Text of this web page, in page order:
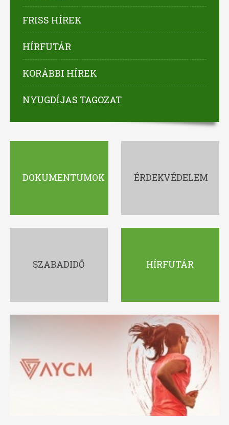
FRISS HÍREK
HÍRFUTÁR
KORÁBBI HÍREK
NYUGDÍJAS TAGOZAT
DOKUMENTUMOK ÉRDEKVÉDELEM
SZABADIDŐ HÍRFUTÁR